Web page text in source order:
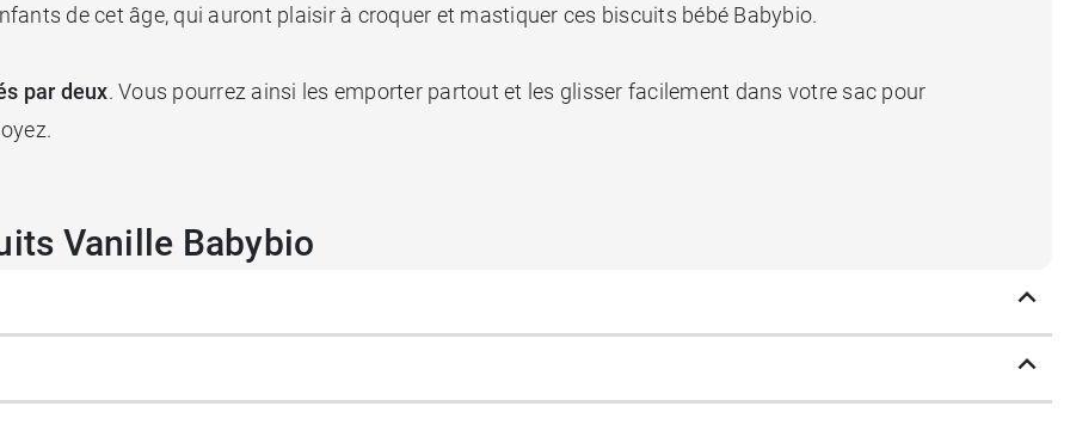
de cet âge, qui auront plaisir à croquer et mastiquer ces biscuits bébé Babybio.
par deux. Vous pourrez ainsi les emporter partout et les glisser facilement dans votre sac pour
Vanille Babybio